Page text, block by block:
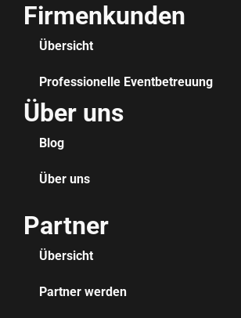
Firmenkunden
Übersicht
Professionelle Eventbetreuung
Über uns
Blog
Über uns
Partner
Übersicht
Partner werden